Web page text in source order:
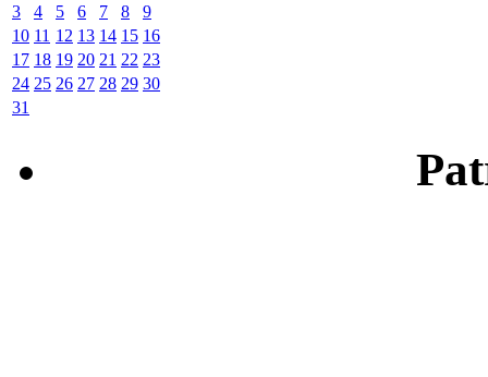
3
4 5 6 7 8
9
10 11 12 13 14 15 16
17 18 19 20 21 22 23
24 25 26 27 28 29 30
31